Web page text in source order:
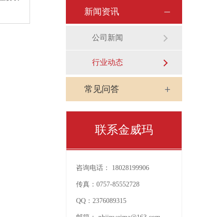
新闻资讯
公司新闻
行业动态
常见问答
联系金威玛
咨询电话： 18028199906
传真： 0757-85552728
QQ： 2376089315